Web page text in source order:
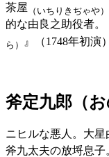
茶屋 （いちりきぢゃや）
的な由良之助役者
ら）
』（1748年初演
斧定九郎（お
ニヒルな悪人。大星
斧九太夫の放埒息子